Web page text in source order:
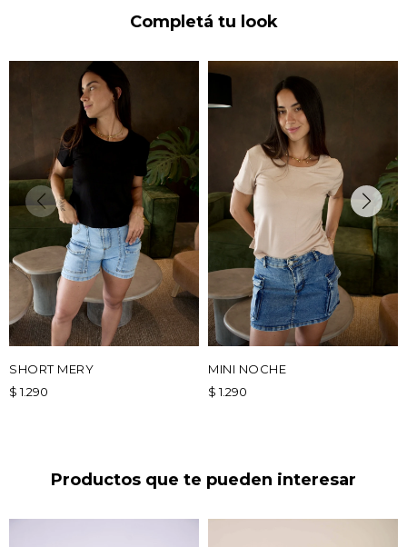
Completá tu look
SHORT MERY
$ 1.290
MINI NOCHE
$ 1.290
Productos que te pueden interesar